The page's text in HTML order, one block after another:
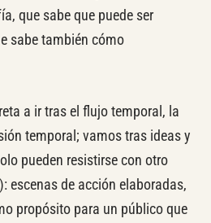
que sabe que puede ser
sabe también cómo
a ir tras el flujo temporal, la
temporal; vamos tras ideas y
pueden resistirse con otro
escenas de acción elaboradas,
propósito para un público que